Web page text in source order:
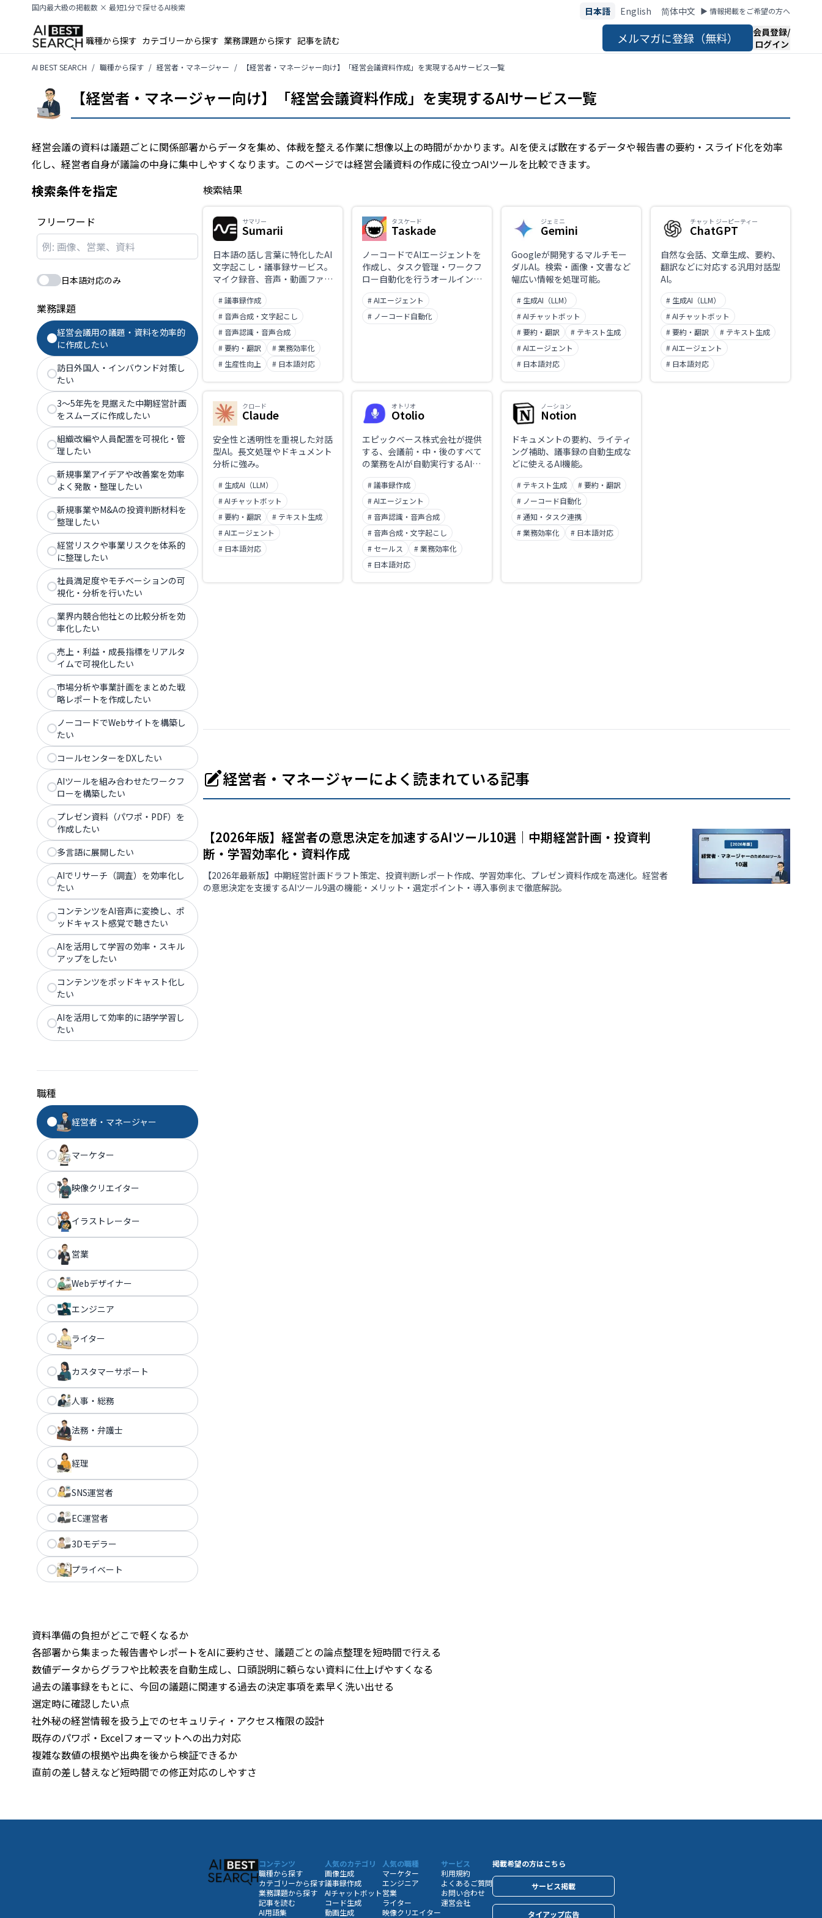
国内最大級の掲載数 × 最短1分で探せるAI検索 日本語 English 简体中文 ▶︎ 情報掲載をご希望の方へ
職種から探す カテゴリーから探す 業務課題から探す 記事を読む メルマガに登録（無料）
会員登録/
ログイン
AI BEST SEARCH 職種から探す 経営者・マネージャー 【経営者・マネージャー向け】「経営会議資料作成」を実現するAIサービス一覧
【経営者・マネージャー向け】「経営会議資料作成」を実現するAIサービス一覧
経営会議の資料は議題ごとに関係部署からデータを集め、体裁を整える作業に想像以上の時間がかかります。AIを使えば散在するデータや報告書の要約・スライド化を効率
化し、経営者自身が議論の中身に集中しやすくなります。このページでは経営会議資料の作成に役立つAIツールを比較できます。
検索条件を指定
フリーワード
日本語対応のみ
業務課題
経営会議用の議題・資料を効率的
に作成したい
訪日外国人・インバウンド対策し
たい
3〜5年先を見据えた中期経営計画
をスムーズに作成したい
組織改編や人員配置を可視化・管
理したい
新規事業アイデアや改善案を効率
よく発散・整理したい
新規事業やM&Aの投資判断材料を
整理したい
経営リスクや事業リスクを体系的
に整理したい
社員満足度やモチベーションの可
視化・分析を行いたい
業界内競合他社との比較分析を効
率化したい
売上・利益・成長指標をリアルタ
イムで可視化したい
市場分析や事業計画をまとめた戦
略レポートを作成したい
ノーコードでWebサイトを構築し
たい
コールセンターをDXしたい
AIツールを組み合わせたワークフ
ローを構築したい
プレゼン資料（パワポ・PDF）を
作成したい
多言語に展開したい
AIでリサーチ（調査）を効率化し
たい
コンテンツをAI音声に変換し、ポ
ッドキャスト感覚で聴きたい
AIを活用して学習の効率・スキル
アップをしたい
コンテンツをポッドキャスト化し
たい
AIを活用して効率的に語学学習し
たい
職種
経営者・マネージャー
マーケター
映像クリエイター
イラストレーター
営業
Webデザイナー
エンジニア
ライター
カスタマーサポート
人事・総務
法務・弁護士
経理
SNS運営者
EC運営者
3Dモデラー
プライベート
検索結果
サマリー
Sumarii
日本語の話し言葉に特化したAI
文字起こし・議事録サービス。
マイク録音、音声・動画ファイ
ル、メディアURL、
Zoom/Google
Meet/Microsoft Teamsへの会
議ボット招待に対応し、話者ラ
ベルとタイムスタンプ付きの文
字起こしからテンプレート付き
AI要約までを1画面で完結でき
表示する「確認が必要な語」や
AIチャットでの自然言語修正に
より、固有名詞の崩れをその場
で直せるのが特徴。音声・文字
起こし・議事録は日本国内に保
管し、AIの学習には使用しませ
ん（ゼロ保持）。毎月3時間ま
ではクレジットカード不要の無
料枠で全機能を試せます。
# 議事録作成
# 音声合成・文字起こし
# 音声認識・音声合成
# 要約・翻訳
# 業務効率化
# 生産性向上
# 日本語対応
タスケード
Taskade
ノーコードでAIエージェントを
作成し、タスク管理・ワークフ
ロー自動化を行うオールインワ
ンプラットフォーム。マインド
マップやカンバン表示にも対
応。
# AIエージェント
# ノーコード自動化
ジェミニ
Gemini
Googleが開発するマルチモー
ダルAI。検索・画像・文書など
幅広い情報を処理可能。
# 生成AI（LLM）
# AIチャットボット
# 要約・翻訳
# テキスト生成
# AIエージェント
# 日本語対応
チャット ジーピーティー
ChatGPT
自然な会話、文章生成、要約、
翻訳などに対応する汎用対話型
AI。
# 生成AI（LLM）
# AIチャットボット
# 要約・翻訳
# テキスト生成
# AIエージェント
# 日本語対応
クロード
Claude
安全性と透明性を重視した対話
型AI。長文処理やドキュメント
分析に強み。
# 生成AI（LLM）
# AIチャットボット
# 要約・翻訳
# テキスト生成
# AIエージェント
# 日本語対応
オトリオ
Otolio
エピックベース株式会社が提供
する、会議前・中・後のすべて
の業務をAIが自動実行するAIエ
ージェント。2025年12月にAI
議事録サービス「スマート書
記」から名称変更しました。議
事録エージェントとセールスエ
ージェントの2種を用意し、議
事録の自動生成からSalesforce
の商談項目更新、フォローメー
ル作成までを自動化。ISO/IEC
27001認証取得、データは国内
リージョンで保管し、許可なく
# 議事録作成
# AIエージェント
# 音声認識・音声合成
# 音声合成・文字起こし
# セールス
# 業務効率化
# 日本語対応
ノーション
Notion
ドキュメントの要約、ライティ
ング補助、議事録の自動生成な
どに使えるAI機能。
# テキスト生成
# 要約・翻訳
# ノーコード自動化
# 通知・タスク連携
# 業務効率化
# 日本語対応
経営者・マネージャーによく読まれている記事
【2026年版】経営者の意思決定を加速するAIツール10選｜中期経営計画・投資判
断・学習効率化・資料作成
【2026年最新版】中期経営計画ドラフト策定、投資判断レポート作成、学習効率化、プレゼン資料作成を高速化。経営者
の意思決定を支援するAIツール9選の機能・メリット・選定ポイント・導入事例まで徹底解説。
資料準備の負担がどこで軽くなるか
各部署から集まった報告書やレポートをAIに要約させ、議題ごとの論点整理を短時間で行える
数値データからグラフや比較表を自動生成し、口頭説明に頼らない資料に仕上げやすくなる
過去の議事録をもとに、今回の議題に関連する過去の決定事項を素早く洗い出せる
選定時に確認したい点
社外秘の経営情報を扱う上でのセキュリティ・アクセス権限の設計
既存のパワポ・Excelフォーマットへの出力対応
複雑な数値の根拠や出典を後から検証できるか
直前の差し替えなど短時間での修正対応のしやすさ
コンテンツ
職種から探す
カテゴリーから探す
業務課題から探す
記事を読む
AI用語集
人気のカテゴリ
画像生成
議事録作成
AIチャットボット
コード生成
動画生成
人気の職種
マーケター
エンジニア
営業
ライター
映像クリエイター
サービス
利用規約
よくあるご質問
お問い合わせ
運営会社
掲載希望の方はこちら
サービス掲載
タイアップ広告